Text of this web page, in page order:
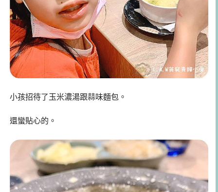
小孩招待了玉米濃湯跟蒜味麵包。
還蠻貼心的。